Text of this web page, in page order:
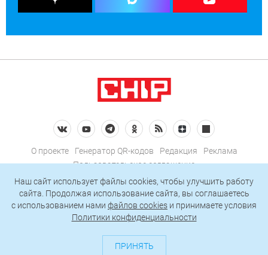
О проекте Генератор QR-кодов Редакция
Реклама
Пользовательское соглашение
Политика конфиденциальности
Подписаться на рассылку
127018, Москва, ул. Полковая, д. 3, стр. 4, помещение I, комн. 23
Наш сайт использует файлы cookies, чтобы улучшить работу
сайта. Продолжая использование сайта, вы соглашаетесь
c использованием нами файлов cookies и принимаете условия
Политики конфиденциальности
ПРИНЯТЬ